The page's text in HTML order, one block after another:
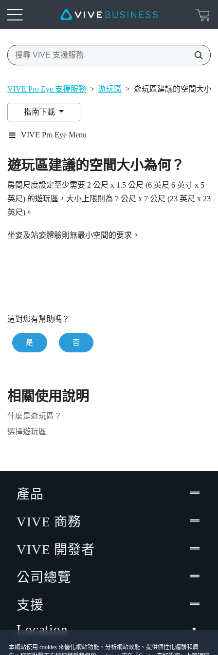
VIVE Pro Eye 支援服務 > 遊玩區 > 遊玩區建議的空間大小
指南下載
VIVE Pro Eye Menu
遊玩區建議的空間大小為何？
房間尺度設定至少需要 2 公尺 x 1.5 公尺 (6 英尺 6 英寸 x 5
英尺) 的遊玩區，大小上限則為 7 公尺 x 7 公尺 (23 英尺 x 23
英尺)。
坐姿及站姿體驗則無最小空間的要求。
這對您有幫助嗎？
是 否
相關使用說明
什麼是遊玩區？
選擇遊玩區
本網站使用 cookies 來優化網站功能、分析網站效能、提供個性化體驗和廣
產品
VIVE 商務
VIVE 開發者
公司總覽
支援
Location